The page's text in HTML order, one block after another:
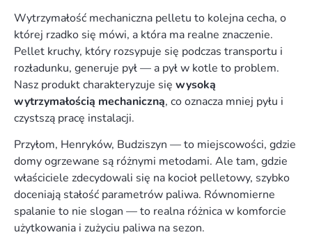
Wytrzymałość mechaniczna pelletu to kolejna cecha, o
której rzadko się mówi, a która ma realne znaczenie.
Pellet kruchy, który rozsypuje się podczas transportu i
rozładunku, generuje pył — a pył w kotle to problem.
Nasz produkt charakteryzuje się wysoką
wytrzymałością mechaniczną, co oznacza mniej pyłu i
czystszą pracę instalacji.
Przyłom, Henryków, Budziszyn — to miejscowości, gdzie
domy ogrzewane są różnymi metodami. Ale tam, gdzie
właściciele zdecydowali się na kocioł pelletowy, szybko
doceniają stałość parametrów paliwa. Równomierne
spalanie to nie slogan — to realna różnica w komforcie
użytkowania i zużyciu paliwa na sezon.